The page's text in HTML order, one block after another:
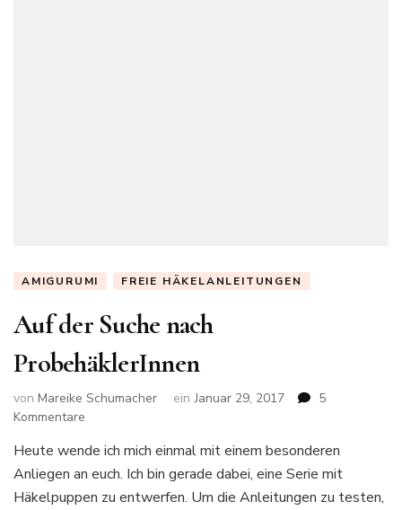
AMIGURUMI FREIE HÄKELANLEITUNGEN
Auf der Suche nach
ProbehäklerInnen
von Mareike Schumacher ein Januar 29, 2017
5
Kommentare
der
Suche
nach
Heute wende ich mich einmal mit einem besonderen
Anliegen an euch. Ich bin gerade dabei, eine Serie mit
Häkelpuppen zu entwerfen. Um die Anleitungen zu testen,